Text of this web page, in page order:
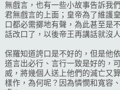
無戲言，也有一些小故事告訴我
君無戲言的上面；皇帝為了維護
口都必需擲地有聲，為此甚至是
話改口了，以後帝王再講話就沒
保羅知道誇口是不好的，但是他
道言出必行、言行一致是好的，
威，將幾個人送上他們的滅亡又
樣作，為何呢？因為憐憫和寬容